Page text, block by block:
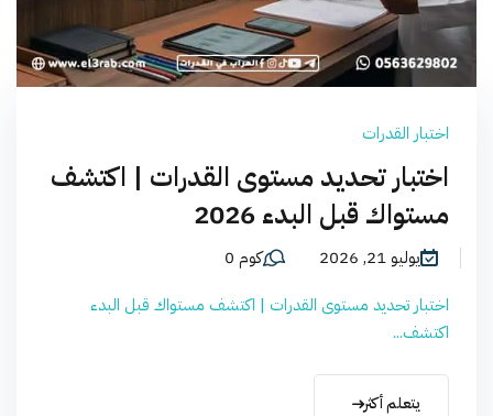
اختبار القدرات
اختبار تحديد مستوى القدرات | اكتشف
مستواك قبل البدء 2026
يوليو 21, 2026
كوم 0
اختبار تحديد مستوى القدرات | اكتشف مستواك قبل البدء
اكتشف...
يتعلم أكثر